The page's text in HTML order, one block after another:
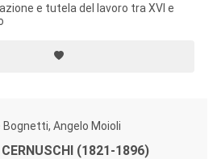
e tutela del lavoro tra XVI e
Bognetti, Angelo Moioli
CERNUSCHI (1821-1896)